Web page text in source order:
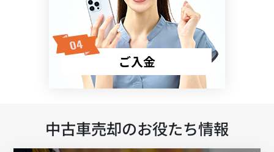
ご入金
中古車売却のお役たち情報